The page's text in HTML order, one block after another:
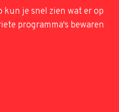
kun je snel zien wat er op
programma's bewaren